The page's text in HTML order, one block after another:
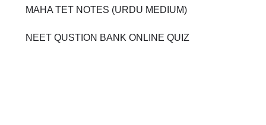
MAHA TET NOTES (URDU MEDIUM)
NEET QUSTION BANK ONLINE QUIZ